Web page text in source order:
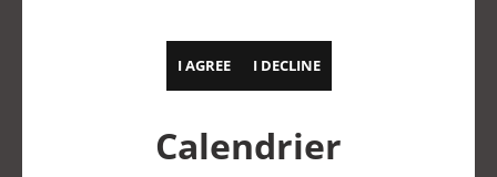
I AGREE I DECLINE
Calendrier